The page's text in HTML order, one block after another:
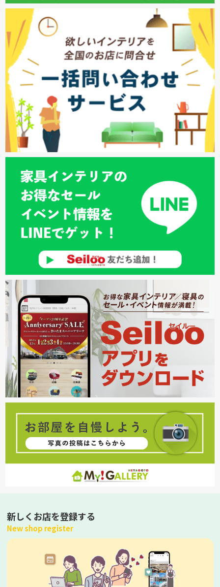
新しくお店を登録する
New shop register